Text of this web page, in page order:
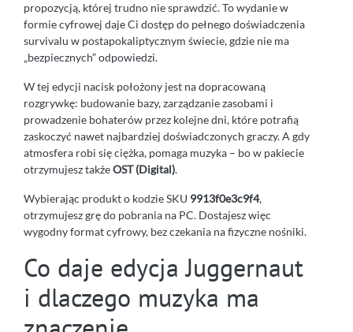
propozycją, której trudno nie sprawdzić. To wydanie w
formie cyfrowej daje Ci dostęp do pełnego doświadczenia
survivalu w postapokaliptycznym świecie, gdzie nie ma
„bezpiecznych” odpowiedzi.
W tej edycji nacisk położony jest na dopracowaną
rozgrywkę: budowanie bazy, zarządzanie zasobami i
prowadzenie bohaterów przez kolejne dni, które potrafią
zaskoczyć nawet najbardziej doświadczonych graczy. A gdy
atmosfera robi się ciężka, pomaga muzyka – bo w pakiecie
otrzymujesz takżeOST (Digital).
Wybierając produkt o kodzie SKU 9913f0e3c9f4,
otrzymujesz grę do pobrania na PC. Dostajesz więc
wygodny format cyfrowy, bez czekania na fizyczne nośniki.
Co daje edycja Juggernaut
i dlaczego muzyka ma